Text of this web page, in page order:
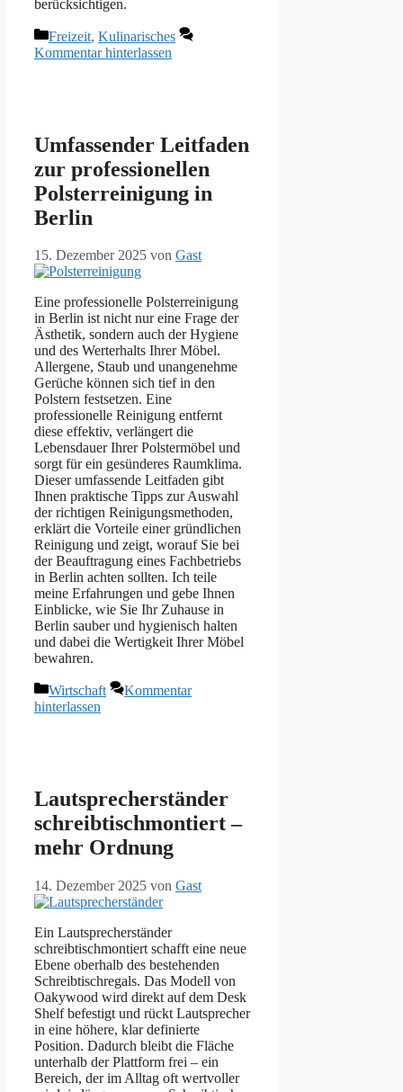
berücksichtigen.
Kategorien
Freizeit, Kulinarisches
Kommentar hinterlassen
Umfassender Leitfaden
zur professionellen
Polsterreinigung in
Berlin
15. Dezember 2025 von Gast
Eine professionelle Polsterreinigung
in Berlin ist nicht nur eine Frage der
Ästhetik, sondern auch der Hygiene
und des Werterhalts Ihrer Möbel.
Allergene, Staub und unangenehme
Gerüche können sich tief in den
Polstern festsetzen. Eine
professionelle Reinigung entfernt
diese effektiv, verlängert die
Lebensdauer Ihrer Polstermöbel und
sorgt für ein gesünderes Raumklima.
Dieser umfassende Leitfaden gibt
Ihnen praktische Tipps zur Auswahl
der richtigen Reinigungsmethoden,
erklärt die Vorteile einer gründlichen
Reinigung und zeigt, worauf Sie bei
der Beauftragung eines Fachbetriebs
in Berlin achten sollten. Ich teile
meine Erfahrungen und gebe Ihnen
Einblicke, wie Sie Ihr Zuhause in
Berlin sauber und hygienisch halten
und dabei die Wertigkeit Ihrer Möbel
bewahren.
Kategorien
Wirtschaft
Kommentar
hinterlassen
Lautsprecherständer
schreibtischmontiert –
mehr Ordnung
14. Dezember 2025 von Gast
Ein Lautsprecherständer
schreibtischmontiert schafft eine neue
Ebene oberhalb des bestehenden
Schreibtischregals. Das Modell von
Oakywood wird direkt auf dem Desk
Shelf befestigt und rückt Lautsprecher
in eine höhere, klar definierte
Position. Dadurch bleibt die Fläche
unterhalb der Plattform frei – ein
Bereich, der im Alltag oft wertvoller